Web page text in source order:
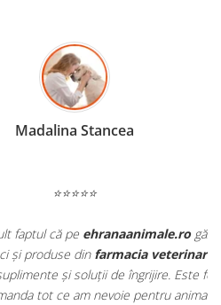
Stancea
peehranaanimale.rogăsesc nu
dinfarmacia veterinară:
și soluții de îngrijire. Este foarte
am nevoie pentru animalul meu